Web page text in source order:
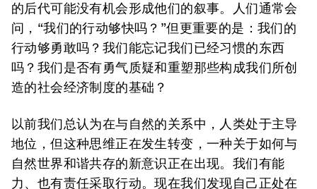
的后代可能没有机会形成他们的叙事。人们通常会
问，“我们的行动够快吗？”但更重要的是：我们的
行动够勇敢吗？我们能忘记我们已经习惯的东西
吗？我们是否有勇气质疑和重塑那些构成我们所创
造的社会经济制度的基础？
以前我们总认为在与自然的关系中，人类处于主导
地位，但这种思维正在发生转变，一种关于如何与
自然世界和谐共存的新意识正在出现。我们有能
力、也有责任采取行动。现在我们发现自己正处在